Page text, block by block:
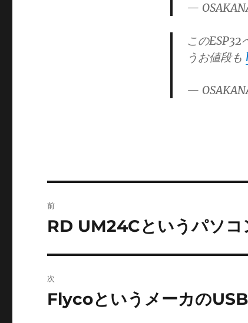
—
このESP32
うお値段も
—
稿
ゲ
前
前
投
稿:
RD UM24Cというパソコ
次
次
Flycoというメーカの